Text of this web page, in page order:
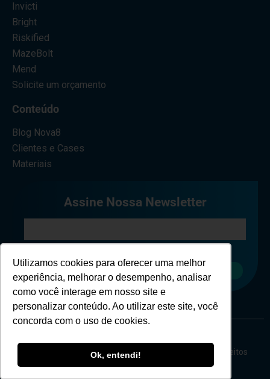
Utilizamos cookies para oferecer uma melhor
experiência, melhorar o desempenho, analisar
como você interage em nosso site e
personalizar conteúdo. Ao utilizar este site, você
concorda com o uso de cookies.
Ok, entendi!
Invicti
Bright
Riskified
MazeBolt
Mend
Solicite um orçamento
Conteúdo
Blog Nova8
Clientes e Cases
Materiais
Assine Nossa Newsletter
Copyright © Nova 8 Cybersecurity - 2026 - Todos os direitos